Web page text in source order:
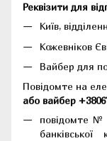
Реквізити для
Київ,
Кожевніков
Вайбер для
Повідомте на
або вайбер
повідомте №